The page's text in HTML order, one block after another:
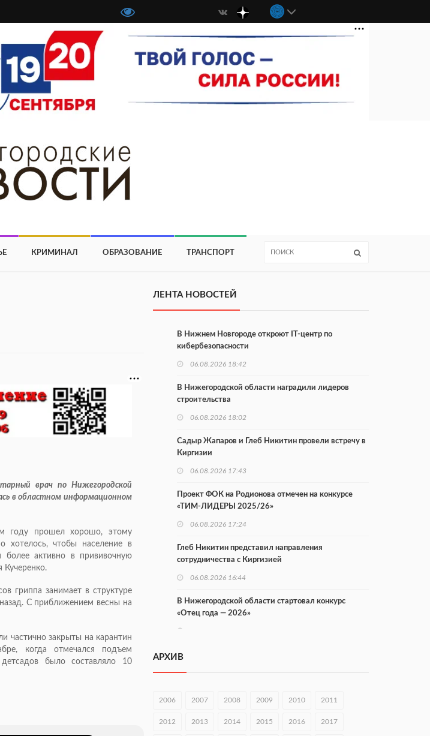
КРИМИНАЛ ОБРАЗОВАНИЕ ТРАНСПОРТ
врач по Нижегородской
в областном информационном
году прошел хорошо, этому
хотелось, чтобы население в
активно в прививочную
Кучеренко.
гриппа занимает в структуре
С приближением весны на
частично закрыты на карантин
когда отмечался подъем
было составляло 10
ЛЕНТА НОВОСТЕЙ
В Нижнем Новгороде откроют IT-центр по
кибербезопасности
06.08.2026 18:42
В Нижегородской области наградили лидеров
строительства
06.08.2026 18:02
Садыр Жапаров и Глеб Никитин провели встречу в
Киргизии
06.08.2026 17:43
Проект ФОК на Родионова отмечен на конкурсе
«ТИМ-ЛИДЕРЫ 2025/26»
06.08.2026 17:24
Глеб Никитин представил направления
сотрудничества с Киргизией
06.08.2026 16:44
В Нижегородской области стартовал конкурс
«Отец года — 2026»
Городец подписал соглашения с Кара-Кулем и
вырос в 1,9 раза
АРХИВ
2006 2007 2008 2009 2010 2011
2012 2013 2014 2015 2016 2017